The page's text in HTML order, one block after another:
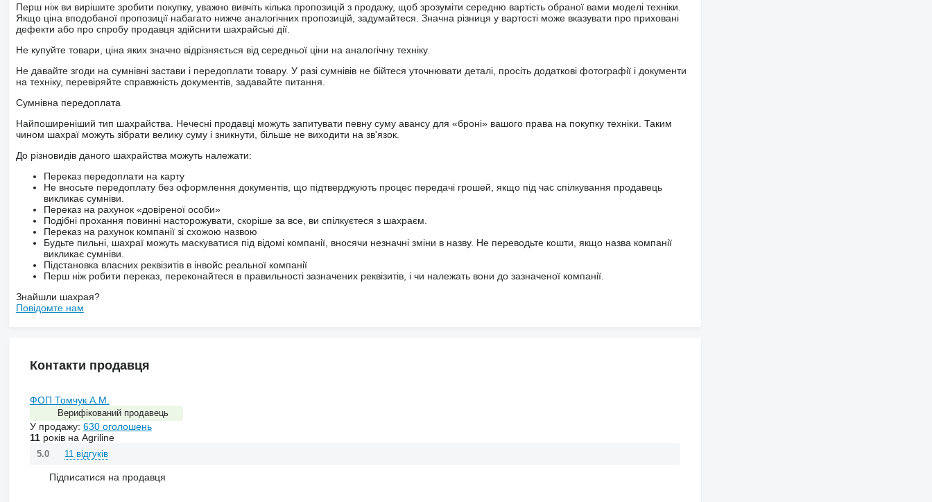
Перш ніж ви вирішите зробити покупку, уважно вивчіть кілька пропозицій з продажу, щоб зрозуміти середню вартість обраної вами моделі техніки.
Якщо ціна вподобаної пропозиції набагато нижче аналогічних пропозицій, задумайтеся. Значна різниця у вартості може вказувати про приховані
дефекти або про спробу продавця здійснити шахрайські дії.
Не купуйте товари, ціна яких значно відрізняється від середньої ціни на аналогічну техніку.
Не давайте згоди на сумнівні застави і передоплати товару. У разі сумнівів не бійтеся уточнювати деталі, просіть додаткові фотографії і документи
на техніку, перевіряйте справжність документів, задавайте питання.
Сумнівна передоплата
Найпоширеніший тип шахрайства. Нечесні продавці можуть запитувати певну суму авансу для «броні» вашого права на покупку техніки. Таким
чином шахраї можуть зібрати велику суму і зникнути, більше не виходити на зв'язок.
До різновидів даного шахрайства можуть належати:
Переказ передоплати на карту
Не вносьте передоплату без оформлення документів, що підтверджують процес передачі грошей, якщо під час спілкування продавець
викликає сумніви.
Переказ на рахунок «довіреної особи»
Подібні прохання повинні насторожувати, скоріше за все, ви спілкуєтеся з шахраєм.
Переказ на рахунок компанії зі схожою назвою
Будьте пильні, шахраї можуть маскуватися під відомі компанії, вносячи незначні зміни в назву. Не переводьте кошти, якщо назва компанії
викликає сумніви.
Підстановка власних реквізитів в інвойс реальної компанії
Перш ніж робити переказ, переконайтеся в правильності зазначених реквізитів, і чи належать вони до зазначеної компанії.
Знайшли шахрая?
Повідомте нам
Контакти продавця
ФОП Томчук А.М.
Верифікований продавець
У продажу: 630 оголошень
11років на Agriline
5.0 11 відгуків
Підписатися на продавця